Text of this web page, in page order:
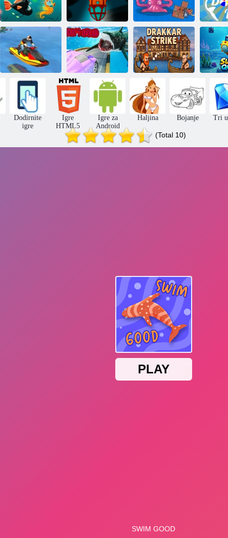
Velike ribe jedu
male
Potapanje Splav
Vožnja čamcem
na vodi
Ne boj se Štrajk Drakkar
Dodirnite
igre
Igre
HTML5
Igre za
Android
Haljina Bojanje Tri
(Total 10)